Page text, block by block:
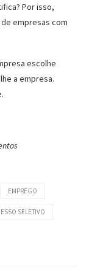
Por isso,
empresas com
escolhe
a empresa.
EMPREGO
SELETIVO